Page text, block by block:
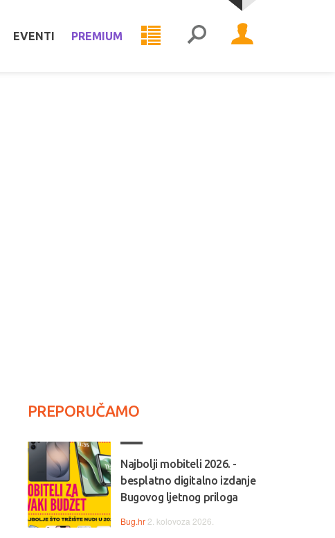
EVENTI PREMIUM
PREPORUČAMO
Najbolji mobiteli 2026. -
besplatno digitalno izdanje
Bugovog ljetnog priloga
Bug.hr 2. kolovoza 2026.